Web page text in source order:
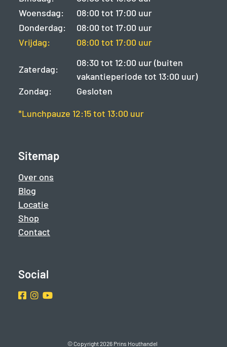
Woensdag:
08:00 tot 17:00 uur
Donderdag:
08:00 tot 17:00 uur
Vrijdag:
08:00 tot 17:00 uur
Zaterdag:
08:30 tot 12:00 uur (buiten
vakantieperiode tot 13:00 uur)
Zondag:
Gesloten
*Lunchpauze 12:15 tot 13:00 uur
Sitemap
Over ons
Blog
Locatie
Shop
Contact
Social
Facebook
Instragram
Youtube
© Copyright 2026 Prins Houthandel